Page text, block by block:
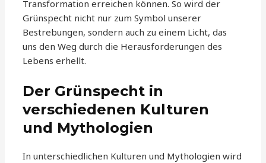
Transformation erreichen können. So wird der
Grünspecht nicht nur zum Symbol unserer
Bestrebungen, sondern auch zu einem Licht, das
uns den Weg durch die Herausforderungen des
Lebens erhellt.
Der Grünspecht in
verschiedenen Kulturen
und Mythologien
In unterschiedlichen Kulturen und Mythologien wird